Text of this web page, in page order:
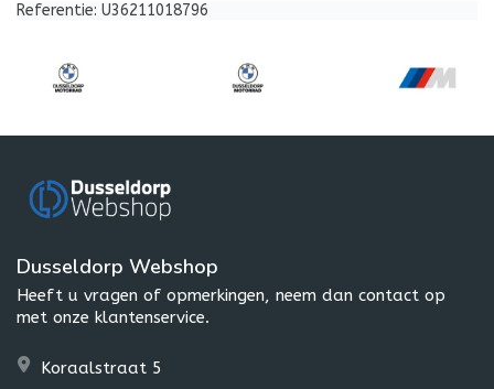
Referentie: U36211018796
Dusseldorp Webshop
Heeft u vragen of opmerkingen, neem dan contact op
met onze klantenservice.
Koraalstraat 5